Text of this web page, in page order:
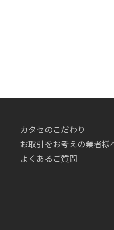
カタセのこだわり
お取引をお考えの業者様
よくあるご質問